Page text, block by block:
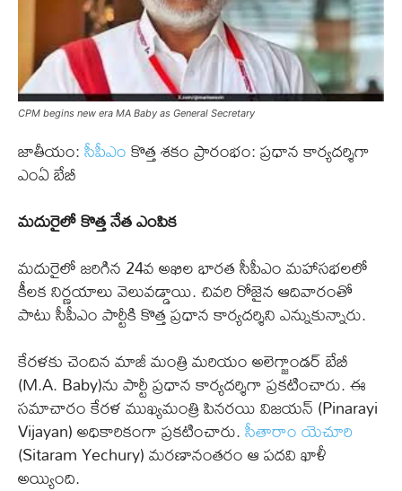
CPM begins new era MA Baby as General Secretary
జాతీయం:సీపీఎంకొత్త శకం ప్రారంభం: ప్రధాన కార్యదర్శిగా
ఎంఏ బేబీ
మదురైలో కొత్త నేత ఎంపిక
మదురైలో జరిగిన 24వ అఖిల భారత సీపీఎం మహాసభలలో
కీలక నిర్ణయాలు వెలువడ్డాయి. చివరి రోజైన ఆదివారంతో
పాటు సీపీఎం పార్టీకి కొత్త ప్రధాన కార్యదర్శిని ఎన్నుకున్నారు.
కేరళకు చెందిన మాజీ మంత్రి మరియం అలెగ్జాండర్‌ బేబీ
(M.A. Baby)ను పార్టీ ప్రధాన కార్యదర్శిగా ప్రకటించారు. ఈ
సమాచారం కేరళ ముఖ్యమంత్రి పినరయి విజయన్‌ (Pinarayi
Vijayan) అధికారికంగా ప్రకటించారు.సీతారాం యెచూరి
(Sitaram Yechury) మరణానంతరం ఆ పదవి ఖాళీ
అయ్యింది.